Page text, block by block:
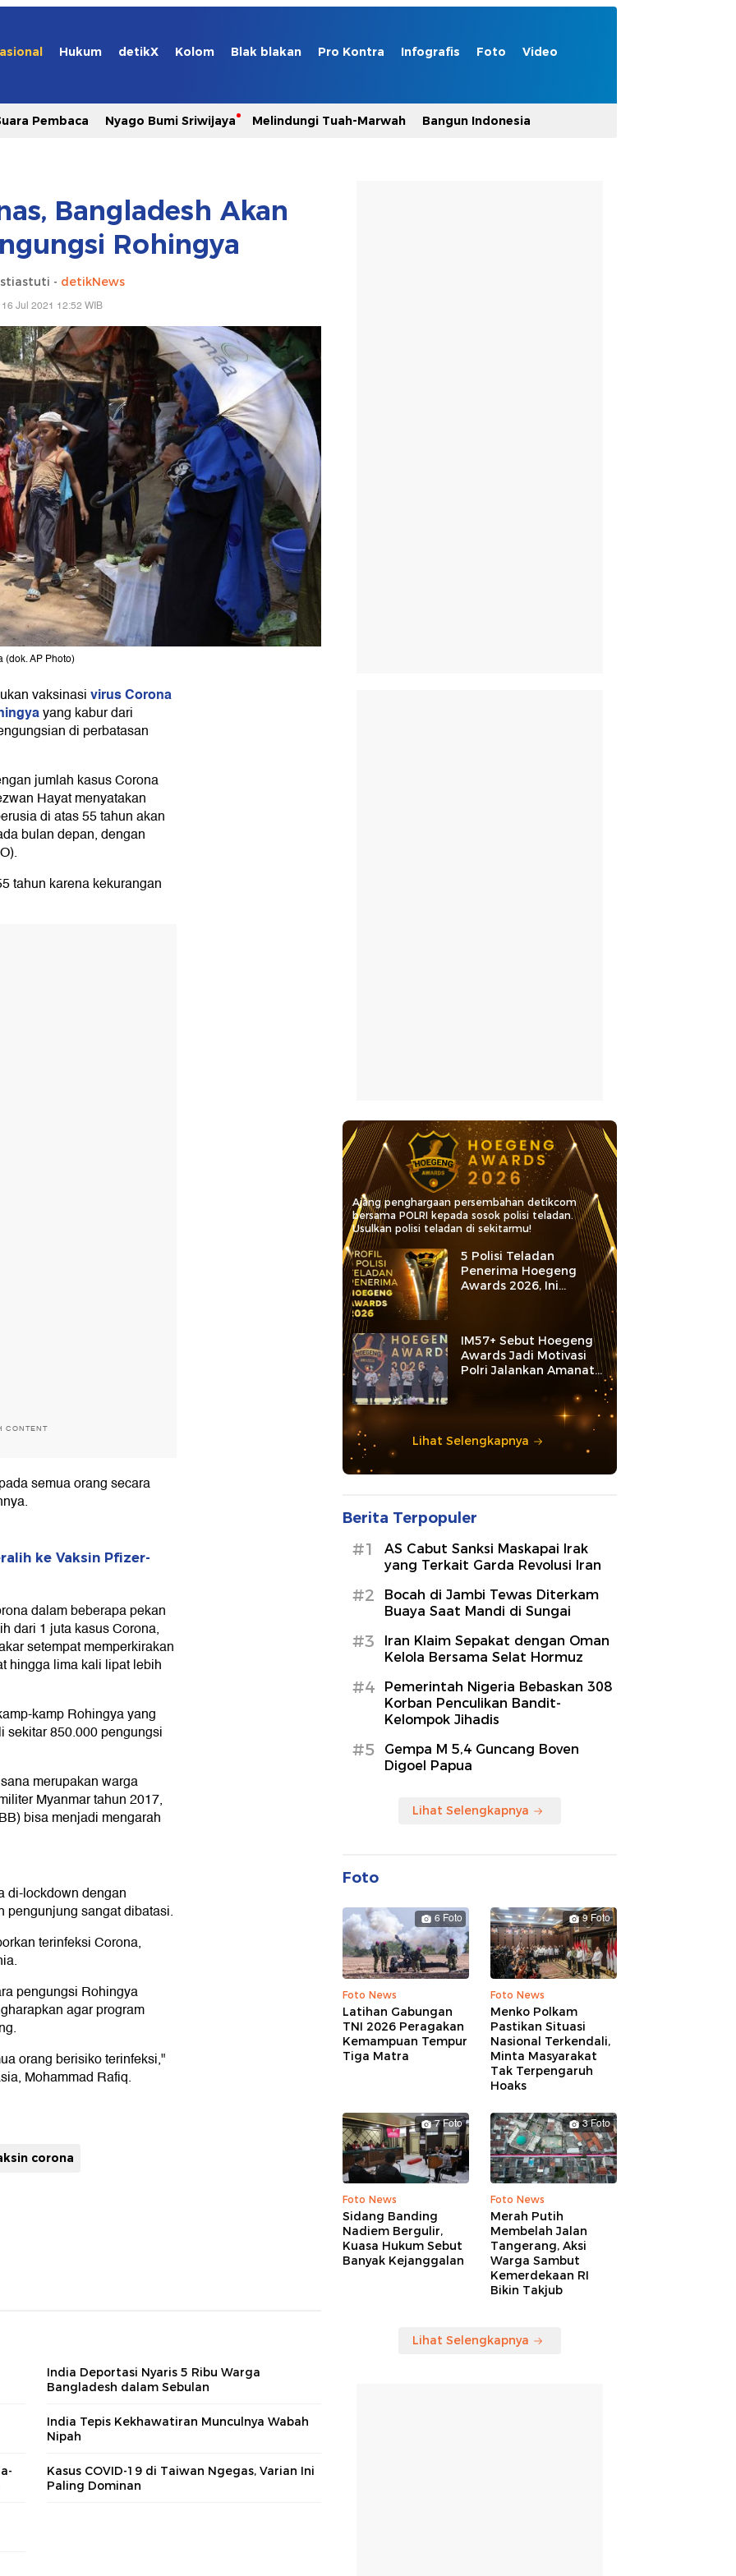
Hukum detikX Kolom Blak blakan Pro Kontra Infografis Foto Video
Pembaca Nyago Bumi Sriwijaya Melindungi Tuah-Marwah Bangun Indonesia
Bangladesh Akan
Rohingya
- detikNews
Jul 2021 12:52 WIB
(dok. AP Photo)
vaksinasivirus Corona
yang kabur dari
di perbatasan
jumlah kasus Corona
Hayat menyatakan
di atas 55 tahun akan
bulan depan, dengan
tahun karena kekurangan
CONTENT
semua orang secara
ke Vaksin Pfizer-
dalam beberapa pekan
dari 1 juta kasus Corona,
setempat memperkirakan
hingga lima kali lipat lebih
kamp Rohingya yang
sekitar 850.000 pengungsi
merupakan warga
Myanmar tahun 2017,
bisa menjadi mengarah
di-lockdown dengan
pengunjung sangat dibatasi.
terinfeksi Corona,
pengungsi Rohingya
agar program
orang berisiko terinfeksi,"
Mohammad Rafiq.
corona
India Deportasi Nyaris 5 Ribu Warga
Bangladesh dalam Sebulan
India Tepis Kekhawatiran Munculnya Wabah
Nipah
Kasus COVID-19 di Taiwan Ngegas, Varian Ini
Paling Dominan
Ajang penghargaan persembahan detikcom
bersama POLRI kepada sosok polisi teladan.
Usulkan polisi teladan di sekitarmu!
5 Polisi Teladan
Penerima Hoegeng
Awards 2026, Ini
Kategori dan Kiprahnya
IM57+ Sebut Hoegeng
Awards Jadi Motivasi
Polri Jalankan Amanat
Lihat Selengkapnya
Berita Terpopuler
#1
AS Cabut Sanksi Maskapai Irak
yang Terkait Garda Revolusi Iran
#2
Bocah di Jambi Tewas Diterkam
Buaya Saat Mandi di Sungai
#3
Iran Klaim Sepakat dengan Oman
Kelola Bersama Selat Hormuz
#4
Pemerintah Nigeria Bebaskan 308
Korban Penculikan Bandit-
Kelompok Jihadis
#5
Gempa M 5,4 Guncang Boven
Digoel Papua
Lihat Selengkapnya
Foto
6 Foto
Foto News
Latihan Gabungan
TNI 2026 Peragakan
Kemampuan Tempur
Tiga Matra
9 Foto
Foto News
Menko Polkam
Pastikan Situasi
Nasional Terkendali,
Minta Masyarakat
Tak Terpengaruh
Hoaks
7 Foto
Foto News
Sidang Banding
Nadiem Bergulir,
Kuasa Hukum Sebut
Banyak Kejanggalan
3 Foto
Foto News
Merah Putih
Membelah Jalan
Tangerang, Aksi
Warga Sambut
Kemerdekaan RI
Bikin Takjub
Lihat Selengkapnya